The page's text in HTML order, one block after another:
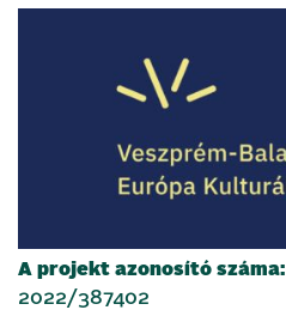
A projekt azonosító száma:
2022/387402